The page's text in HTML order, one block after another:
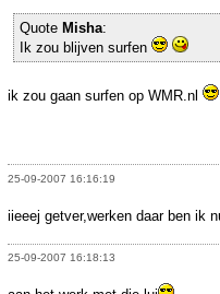
Quote Misha:
Ik zou blijven surfen
ik zou gaan surfen op WMR.nl
25-09-2007 16:16:19
iieeej getver,werken daar ben ik
25-09-2007 16:18:13